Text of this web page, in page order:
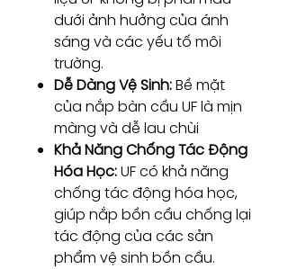
dưới ảnh hưởng của ánh
sáng và các yếu tố môi
trường.
Dễ Dàng Vệ Sinh:Bề mặt
của nắp bàn cầu UF là mịn
màng và dễ lau chùi
Khả Năng Chống Tác Động
Hóa Học:UF có khả năng
chống tác động hóa học,
giúp nắp bồn cầu chống lại
tác động của các sản
phẩm vệ sinh bồn cầu.